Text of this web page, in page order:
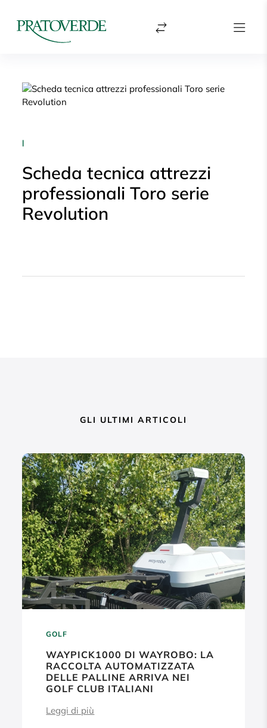
|
Scheda tecnica attrezzi
professionali Toro serie
Revolution
GLI ULTIMI ARTICOLI
GOLF
WAYPICK1000 DI WAYROBO: LA
RACCOLTA AUTOMATIZZATA
DELLE PALLINE ARRIVA NEI
GOLF CLUB ITALIANI
Leggi di più